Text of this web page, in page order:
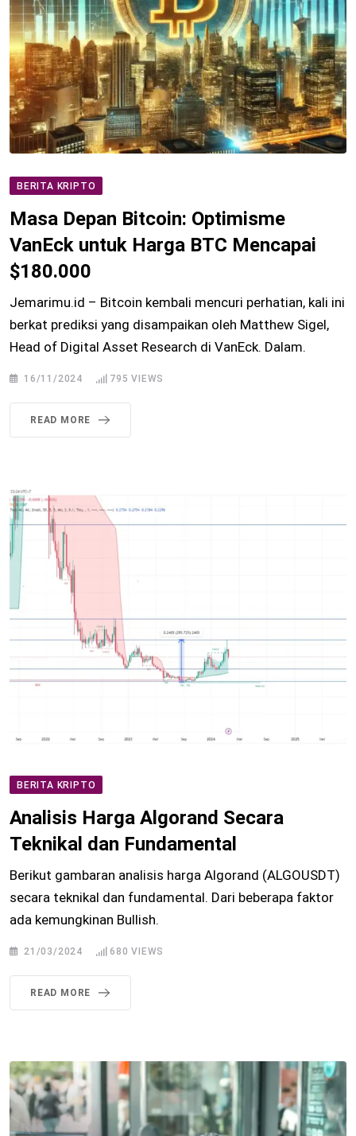
BERITA KRIPTO
Masa Depan Bitcoin: Optimisme
VanEck untuk Harga BTC Mencapai
$180.000
Jemarimu.id – Bitcoin kembali mencuri perhatian, kali ini
berkat prediksi yang disampaikan oleh Matthew Sigel,
Head of Digital Asset Research di VanEck. Dalam.
16/11/2024 795 VIEWS
READ MORE
BERITA KRIPTO
Analisis Harga Algorand Secara
Teknikal dan Fundamental
Berikut gambaran analisis harga Algorand (ALGOUSDT)
secara teknikal dan fundamental. Dari beberapa faktor
ada kemungkinan Bullish.
21/03/2024 680 VIEWS
READ MORE